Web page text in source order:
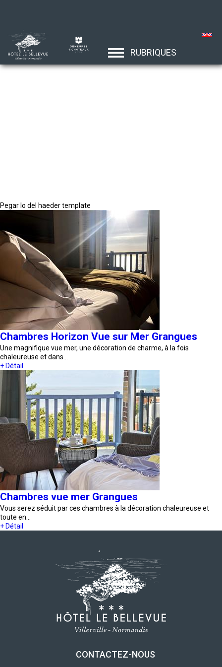
RUBRIQUES
Pegar lo del haeder template
Chambres Horizon Vue sur Mer Grangues
Une magnifique vue mer, une décoration de charme, à la fois
chaleureuse et dans…
+ Détail
Chambres vue mer Grangues
Vous serez séduit par ces chambres à la décoration chaleureuse et
toute en…
+ Détail
CONTACTEZ-NOUS